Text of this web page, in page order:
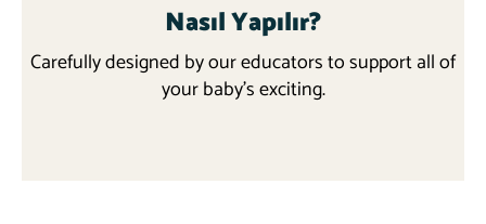
Nasıl Yapılır?
Carefully designed by our educators to support all of
your baby’s exciting.